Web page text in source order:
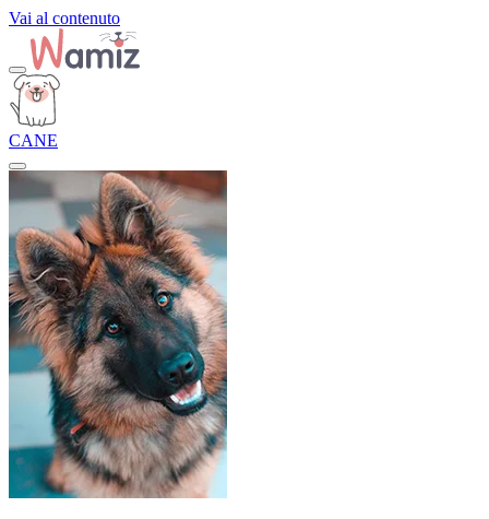
Vai al contenuto
CANE